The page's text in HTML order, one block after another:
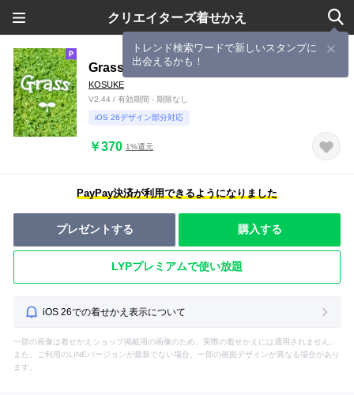
クリエイターズ着せかえ
トレンド検索ワードで新しいスタンプに
出会えるかも！
Grass
KOSUKE
V2.44 / 有効期間 - 期限なし
iOS 26デザイン部分対応
￥370 1%還元
PayPay決済が利用できるようになりました
プレゼントする 購入する
LYPプレミアムで使い放題
iOS 26での着せかえ表示について
一部の画像は着せかえショップ掲載用の画像のため、実際の着せかえには適用されません。
また、ご利用のLINEバージョンが最新でない場合、一部の画面デザインが異なる場合があり
ます。